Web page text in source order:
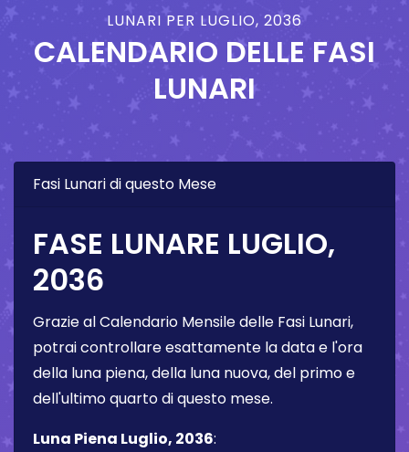
LUNARI PER LUGLIO, 2036
CALENDARIO DELLE FASI
LUNARI
Fasi Lunari di questo Mese
FASE LUNARE LUGLIO,
2036
Grazie al Calendario Mensile delle Fasi Lunari,
potrai controllare esattamente la data e l'ora
della luna piena, della luna nuova, del primo e
dell'ultimo quarto di questo mese.
Luna Piena Luglio, 2036: